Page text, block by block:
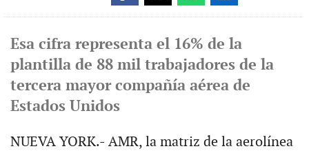
Esa cifra representa el 16% de la
plantilla de 88 mil trabajadores de la
tercera mayor compañía aérea de
Estados Unidos
NUEVA YORK.- AMR, la matriz de la aerolínea